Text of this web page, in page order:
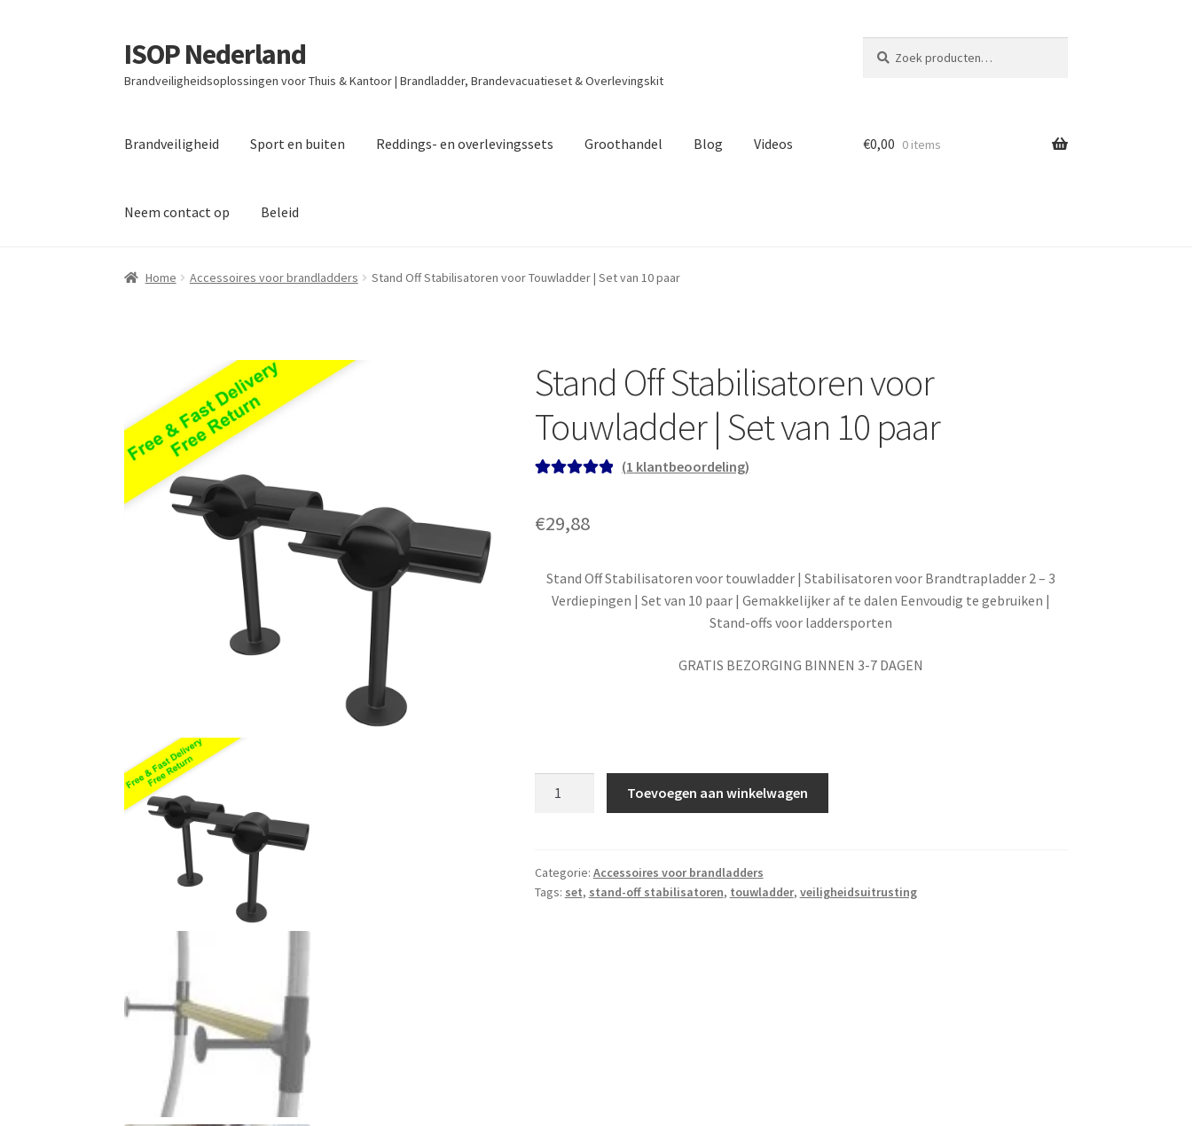
Ga
door
naar
Ga
naar
de
ISOP Nederland
Brandveiligheidsoplossingen voor Thuis & Kantoor | Brandladder, Brandevacuatieset & Overlevingskit
naar:
Brandveiligheid Sport en buiten Reddings- en overlevingssets Groothandel Blog Videos
Neem contact op Beleid
€0,00 0 items
Home Accessoires voor brandladders Stand Off Stabilisatoren voor Touwladder | Set van 10 paar
Stand Off Stabilisatoren voor
Touwladder | Set van 10 paar
gebaseerd op
waardering
(1 klantbeoordeling)
€29,88
Stand Off Stabilisatoren voor touwladder | Stabilisatoren voor Brandtrapladder 2 – 3
Verdiepingen | Set van 10 paar | Gemakkelijker af te dalen Eenvoudig te gebruiken |
Stand-offs voor laddersporten
GRATIS BEZORGING BINNEN 3-7 DAGEN
Touwladder
|
Toevoegen aan winkelwagen
Categorie: Accessoires voor brandladders
Tags: set, stand-off stabilisatoren, touwladder, veiligheidsuitrusting